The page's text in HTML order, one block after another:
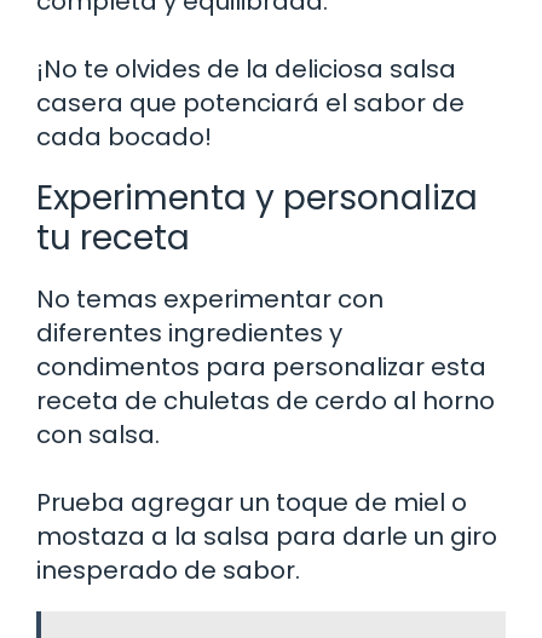
¡No te olvides de la deliciosa salsa
casera que potenciará el sabor de
cada bocado!
Experimenta y personaliza
tu receta
No temas experimentar con
diferentes ingredientes y
condimentos para personalizar esta
receta de chuletas de cerdo al horno
con salsa.
Prueba agregar un toque de miel o
mostaza a la salsa para darle un giro
inesperado de sabor.